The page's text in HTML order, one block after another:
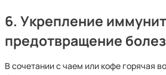
6. Укрепление
предотвращение
В сочетании с чаем или кофе горячая